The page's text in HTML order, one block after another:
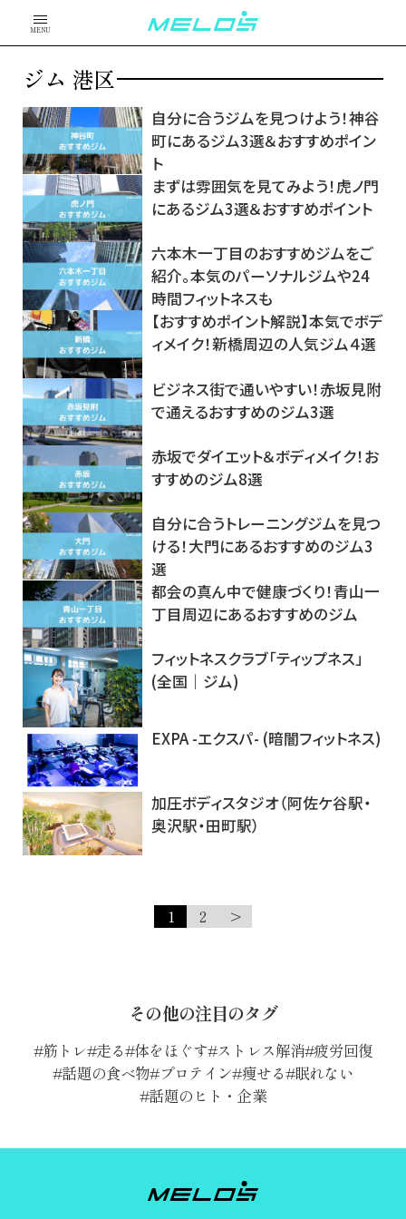
MENU
ジム 港区
自分に合うジムを見つけよう！神谷
町にあるジム3選＆おすすめポイン
ト
まずは雰囲気を見てみよう！虎ノ門
にあるジム3選＆おすすめポイント
六本木一丁目のおすすめジムをご
紹介。本気のパーソナルジムや24
時間フィットネスも
【おすすめポイント解説】本気でボデ
ィメイク！新橋周辺の人気ジム４選
ビジネス街で通いやすい！赤坂見附
で通えるおすすめのジム3選
赤坂でダイエット＆ボディメイク！お
すすめのジム8選
自分に合うトレーニングジムを見つ
ける！大門にあるおすすめのジム3
選
都会の真ん中で健康づくり！青山一
丁目周辺にあるおすすめのジム
フィットネスクラブ「ティップネス」
(全国｜ジム)
EXPA -エクスパ- (暗闇フィットネス)
加圧ボディスタジオ（阿佐ケ谷駅・
奥沢駅・田町駅）
1 2 >
その他の注目のタグ
筋トレ 走る 体をほぐす ストレス解消 疲労回復
話題の食べ物 プロテイン 痩せる 眠れない
話題のヒト・企業